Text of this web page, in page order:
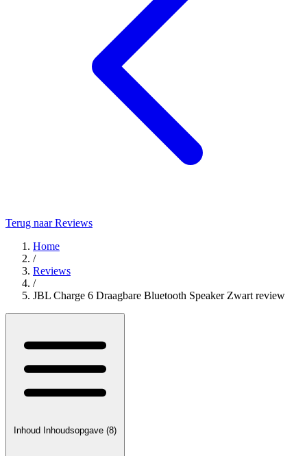
Terug naar Reviews
Home
/
Reviews
/
JBL Charge 6 Draagbare Bluetooth Speaker Zwart review
Inhoud Inhoudsopgave (8)